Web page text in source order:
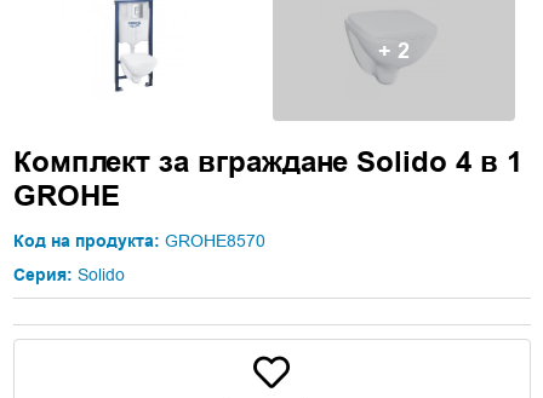
+ 2
Комплект за вграждане Solido 4 в 1
GROHE
Код на продукта: GROHE8570
Серия: Solido